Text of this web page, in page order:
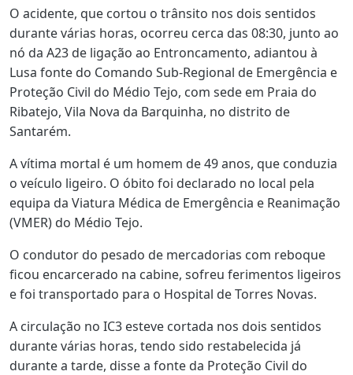
O acidente, que cortou o trânsito nos dois sentidos
durante várias horas, ocorreu cerca das 08:30, junto ao
nó da A23 de ligação ao Entroncamento, adiantou à
Lusa fonte do Comando Sub-Regional de Emergência e
Proteção Civil do Médio Tejo, com sede em Praia do
Ribatejo, Vila Nova da Barquinha, no distrito de
Santarém.
A vítima mortal é um homem de 49 anos, que conduzia
o veículo ligeiro. O óbito foi declarado no local pela
equipa da Viatura Médica de Emergência e Reanimação
(VMER) do Médio Tejo.
O condutor do pesado de mercadorias com reboque
ficou encarcerado na cabine, sofreu ferimentos ligeiros
e foi transportado para o Hospital de Torres Novas.
A circulação no IC3 esteve cortada nos dois sentidos
durante várias horas, tendo sido restabelecida já
durante a tarde, disse a fonte da Proteção Civil do